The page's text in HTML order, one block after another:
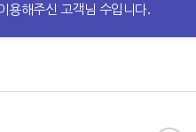
용해주신 고객님 수입니다.